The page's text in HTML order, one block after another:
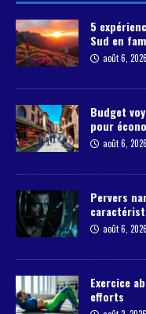
5
Sud en
août 6, 2026
Budget
pour
août 6, 2026
Pervers
août 6, 2026
Exercice
efforts